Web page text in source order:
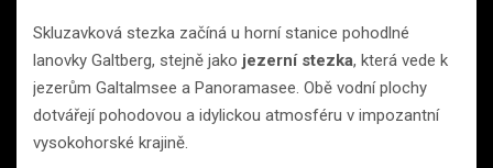
Skluzavková stezka začíná u horní stanice pohodlné
lanovky Galtberg, stejně jako jezerní stezka, která vede k
jezerům Galtalmsee a Panoramasee. Obě vodní plochy
dotvářejí pohodovou a idylickou atmosféru v impozantní
vysokohorské krajině.